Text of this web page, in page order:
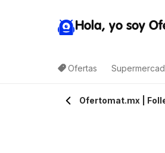
Hola, yo soy
Ofertas
Ofertomat.mx |